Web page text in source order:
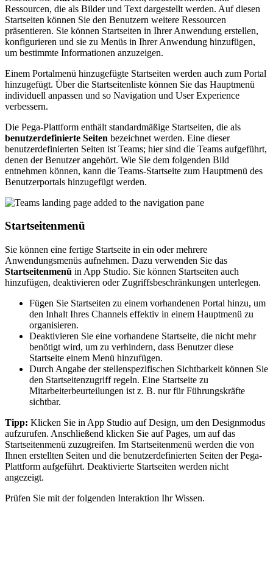
Ressourcen, die als Bilder und Text dargestellt werden. Auf diesen
Startseiten können Sie den Benutzern weitere Ressourcen
präsentieren. Sie können Startseiten in Ihrer Anwendung erstellen,
konfigurieren und sie zu Menüs in Ihrer Anwendung hinzufügen,
um bestimmte Informationen anzuzeigen.
Einem Portalmenü hinzugefügte Startseiten werden auch zum Portal
hinzugefügt. Über die Startseitenliste können Sie das Hauptmenü
individuell anpassen und so Navigation und User Experience
verbessern.
Die Pega-Plattform enthält standardmäßige Startseiten, die als
benutzerdefinierte Seiten bezeichnet werden. Eine dieser
benutzerdefinierten Seiten ist Teams; hier sind die Teams aufgeführt,
denen der Benutzer angehört. Wie Sie dem folgenden Bild
entnehmen können, kann die Teams-Startseite zum Hauptmenü des
Benutzerportals hinzugefügt werden.
Startseitenmenü
Sie können eine fertige Startseite in ein oder mehrere
Anwendungsmenüs aufnehmen. Dazu verwenden Sie das
Startseitenmenü in App Studio. Sie können Startseiten auch
hinzufügen, deaktivieren oder Zugriffsbeschränkungen unterlegen.
Fügen Sie Startseiten zu einem vorhandenen Portal hinzu, um
den Inhalt Ihres Channels effektiv in einem Hauptmenü zu
organisieren.
Deaktivieren Sie eine vorhandene Startseite, die nicht mehr
benötigt wird, um zu verhindern, dass Benutzer diese
Startseite einem Menü hinzufügen.
Durch Angabe der stellenspezifischen Sichtbarkeit können Sie
den Startseitenzugriff regeln. Eine Startseite zu
Mitarbeiterbeurteilungen ist z. B. nur für Führungskräfte
sichtbar.
Tipp: Klicken Sie in App Studio aufDesign, um den Designmodus
aufzurufen. Anschließend klicken Sie aufPages, um auf das
Startseitenmenü zuzugreifen. Im Startseitenmenü werden die von
Ihnen erstellten Seiten und die benutzerdefinierten Seiten der Pega-
Plattform aufgeführt. Deaktivierte Startseiten werden nicht
angezeigt.
Prüfen Sie mit der folgenden Interaktion Ihr Wissen.